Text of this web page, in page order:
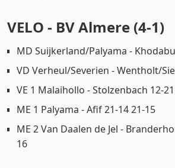
VELO - BV Almere (4-1)
MD Suijkerland/Palyama -
VD Verheul/Severien - Wentholt/
VE 1 Malaihollo - Stolzenbach 12-21
ME 1 Palyama - Afif 21-14 21-15
ME 2 Van Daalen de Jel -
16